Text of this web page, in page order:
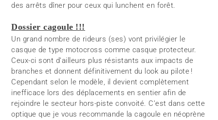
des arrêts dîner pour ceux qui lunchent en forêt.
Dossier cagoule !!!
Un grand nombre de rideurs (ses) vont privilégier le
casque de type motocross comme casque protecteur.
Ceux-ci sont d’ailleurs plus résistants aux impacts de
branches et donnent définitivement du look au pilote !
Cependant selon le modèle, il devient complètement
inefficace lors des déplacements en sentier afin de
rejoindre le secteur hors-piste convoité. C’est dans cette
optique que je vous recommande la cagoule en néoprène